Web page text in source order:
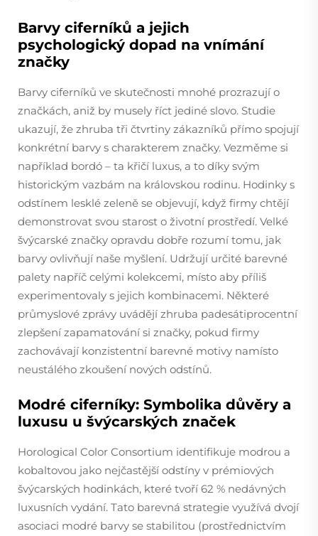
Barvy ciferníků a jejich
psychologický dopad na vnímání
značky
Barvy ciferníků ve skutečnosti mnohé prozrazují o
značkách, aniž by musely říct jediné slovo. Studie
ukazují, že zhruba tři čtvrtiny zákazníků přímo spojují
konkrétní barvy s charakterem značky. Vezměme si
například bordó – ta křičí luxus, a to díky svým
historickým vazbám na královskou rodinu. Hodinky s
odstínem lesklé zeleně se objevují, když firmy chtějí
demonstrovat svou starost o životní prostředí. Velké
švýcarské značky opravdu dobře rozumí tomu, jak
barvy ovlivňují naše myšlení. Udržují určité barevné
palety napříč celými kolekcemi, místo aby příliš
experimentovaly s jejich kombinacemi. Některé
průmyslové zprávy uvádějí zhruba padesátiprocentní
zlepšení zapamatování si značky, pokud firmy
zachovávají konzistentní barevné motivy namísto
neustálého zkoušení nových odstínů.
Modré ciferníky: Symbolika důvěry a
luxusu u švýcarských značek
Horological Color Consortium identifikuje modrou a
kobaltovou jako nejčastější odstíny v prémiových
švýcarských hodinkách, které tvoří 62 % nedávných
luxusních vydání. Tato barevná strategie využívá dvojí
asociaci modré barvy se stabilitou (prostřednictvím